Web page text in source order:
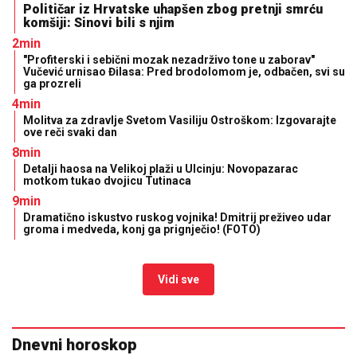
Političar iz Hrvatske uhapšen zbog pretnji smrću
komšiji: Sinovi bili s njim
2min
"Profiterski i sebični mozak nezadrživo tone u zaborav"
Vučević urnisao Đilasa: Pred brodolomom je, odbačen, svi su
ga prozreli
4min
Molitva za zdravlje Svetom Vasiliju Ostroškom: Izgovarajte
ove reči svaki dan
8min
Detalji haosa na Velikoj plaži u Ulcinju: Novopazarac
motkom tukao dvojicu Tutinaca
9min
Dramatično iskustvo ruskog vojnika! Dmitrij preživeo udar
groma i medveda, konj ga prignječio! (FOTO)
Vidi sve
Dnevni horoskop